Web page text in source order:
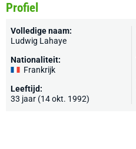
Profiel
Volledige naam:
Ludwig Lahaye
Nationaliteit:
Frankrijk
Leeftijd:
33 jaar (14 okt. 1992)